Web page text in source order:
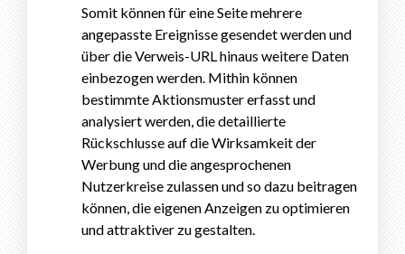
Somit können für eine Seite mehrere
angepasste Ereignisse gesendet werden und
über die Verweis-URL hinaus weitere Daten
einbezogen werden. Mithin können
bestimmte Aktionsmuster erfasst und
analysiert werden, die detaillierte
Rückschlusse auf die Wirksamkeit der
Werbung und die angesprochenen
Nutzerkreise zulassen und so dazu beitragen
können, die eigenen Anzeigen zu optimieren
und attraktiver zu gestalten.